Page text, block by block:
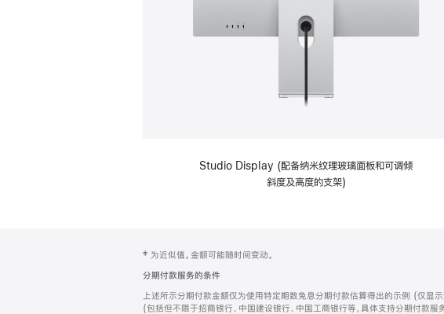
Studio Display (配备纳米纹理玻璃面板和可调倾
斜度及高度的支架)
页
脚
注
‡ 为近似值。金额可能随时间变动。
分期付款服务的条件
上述所示分期付款金额仅为使用特定期数免息分期付款估算得出的示例 (仅显
(包括但不限于招商银行、中国建设银行、中国工商银行等，具体支持分期付款